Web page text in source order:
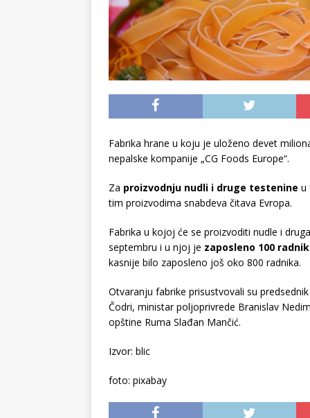
Fabrika hrane u koju je uloženo devet
nepalske kompanije „CG Foods Europe“.
Za proizvodnju nudli i druge testenine u
tim proizvodima snabdeva čitava Evropa.
Fabrika u kojoj će se proizvoditi nudle i
septembru i u njoj je zaposleno 100
kasnije bilo zaposleno još oko 800 radnika.
Otvaranju fabrike prisustvovali su
Čodri, ministar poljoprivrede Branislav
opštine Ruma Slađan Mančić.
Izvor: blic
foto: pixabay